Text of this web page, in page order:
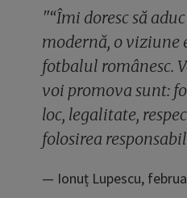
"“Îmi doresc să
modernă, o viziune
fotbalul românesc.
voi promova sunt:
loc, legalitate,
folosirea
Ionuț Lupescu,